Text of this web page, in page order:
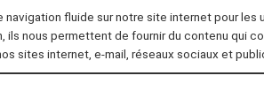
Mileage Registration
fluide sur notre site internet pour les
ils nous permettent de fournir du contenu qui
sites internet, e-mail, réseaux sociaux et